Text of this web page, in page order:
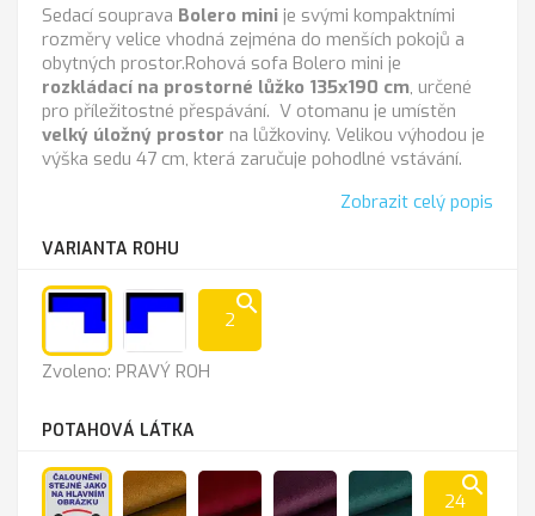
Sedací souprava Bolero mini je svými kompaktními
rozměry velice vhodná zejména do menších pokojů a
obytných prostor.Rohová sofa Bolero mini je
rozkládací na prostorné lůžko 135x190 cm, určené
pro příležitostné přespávání. V otomanu je umístěn
velký úložný prostor na lůžkoviny. Velikou výhodou je
výška sedu 47 cm, která zaručuje pohodlné vstávání.
Zobrazit celý popis
VARIANTA ROHU
PRAVÝ
LEVÝ
search
2
Zvoleno: PRAVÝ ROH
POTAHOVÁ LÁTKA
search
24